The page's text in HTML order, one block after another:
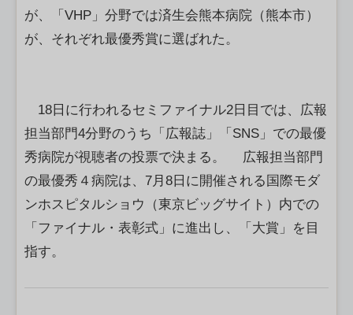
が、「VHP」分野では済生会熊本病院（熊本市）
が、それぞれ最優秀賞に選ばれた。
18日に行われるセミファイナル2日目では、広報
担当部門4分野のうち「広報誌」「SNS」での最優
秀病院が視聴者の投票で決まる。 広報担当部門
の最優秀４病院は、7月8日に開催される国際モダ
ンホスピタルショウ（東京ビッグサイト）内での
「ファイナル・表彰式」に進出し、「大賞」を目
指す。